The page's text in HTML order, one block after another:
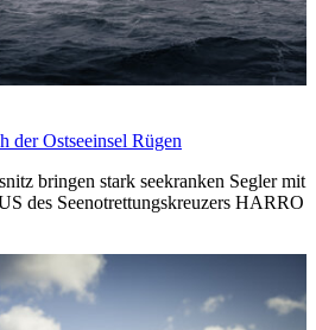
der Ostseeinsel Rügen
bringen stark seekranken Segler mit
des Seenotrettungskreuzers HARRO